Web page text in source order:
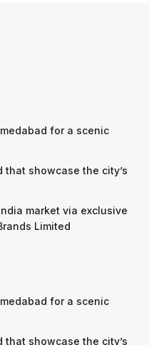
for a scenic
that showcase the city’s
market via exclusive
Limited
for a scenic
that showcase the city’s